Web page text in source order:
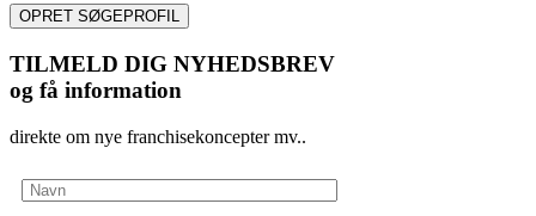
OPRET SØGEPROFIL
TILMELD DIG NYHEDSBREV
og få information
direkte om nye franchisekoncepter mv..